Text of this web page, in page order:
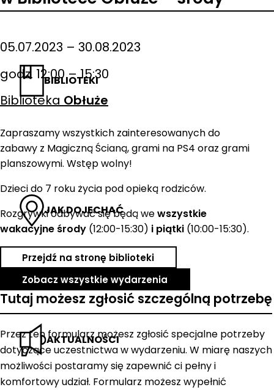
BIBLIOTEKI
JAK DOJECHAĆ
AKTUALNOŚCI
05.07.2023 – 30.08.2023
godz. 12:00 – 15:30
Biblioteka Obłuże
Zapraszamy wszystkich zainteresowanych do
zabawy z Magiczną Ścianą, grami na PS4 oraz grami
planszowymi. Wstęp wolny!
Dzieci do 7 roku życia pod opieką rodziców.
Rozgrywki odbywać się będą wewszystkie
wakacyjne środy (12:00-15:30) i piątki (10:00-15:30).
Przejdź na stronę biblioteki
Zobacz wszystkie wydarzenia
Tutaj możesz zgłosić szczególną potrzebę
Przez ten formularz możesz zgłosić specjalne potrzeby
dotyczące uczestnictwa w wydarzeniu. W miarę naszych
możliwości postaramy się zapewnić ci pełny i
komfortowy udział. Formularz możesz wypełnić